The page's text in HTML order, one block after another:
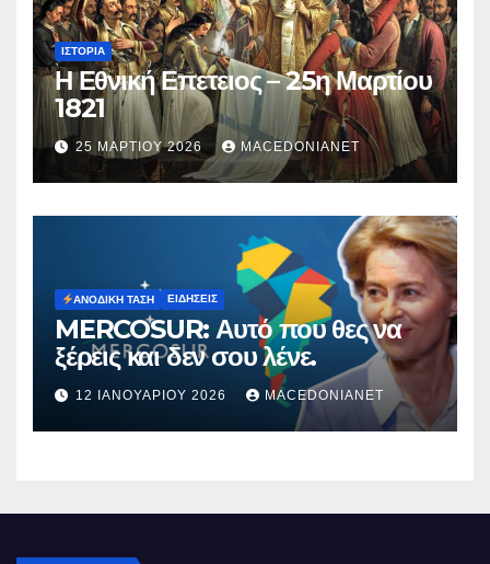
ΙΣΤΟΡΊΑ
Η Εθνική Επετειος – 25η Μαρτίου
1821
25 ΜΑΡΤΊΟΥ 2026 MACEDONIANET
ΑΝΟΔΙΚΉ ΤΆΣΗ ΕΙΔΉΣΕΙΣ
MERCOSUR: Αυτό που θες να
ξέρεις και δεν σου λένε.
12 ΙΑΝΟΥΑΡΊΟΥ 2026 MACEDONIANET